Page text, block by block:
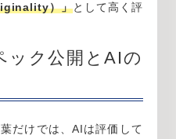
）」として高く評
ック公開とAIの
だけでは、AIは評価して